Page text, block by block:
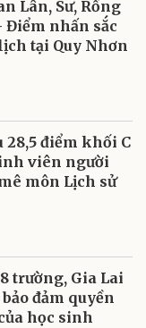
Lân, Sư, Rồng
Điểm nhấn sắc
tại Quy Nhơn
28,5 điểm khối C
viên người
môn Lịch sử
trường, Gia Lai
đảm quyền
học sinh